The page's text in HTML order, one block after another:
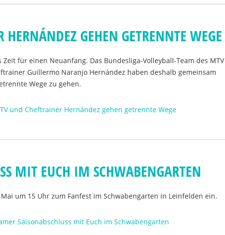
GEHEN GETRENNTE WEGE
Zeit für einen Neuanfang. Das Bundesliga-Volleyball-Team des MTV
Guillermo Naranjo Hernández haben deshalb gemeinsam
Wege zu gehen.
und Cheftrainer Hernández gehen getrennte Wege
MIT EUCH IM SCHWABENGARTEN
um 15 Uhr zum Fanfest im Schwabengarten in Leinfelden ein.
Saisonabschluss mit Euch im Schwabengarten